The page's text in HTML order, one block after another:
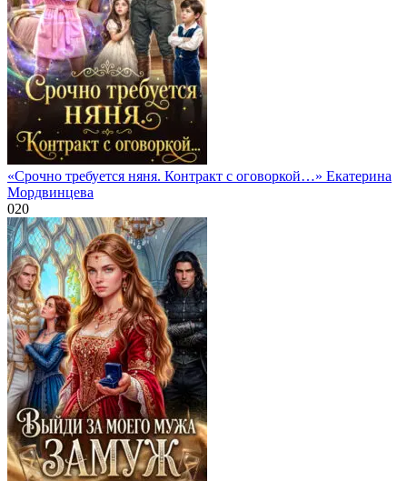
«Срочно требуется няня. Контракт с оговоркой…» Екатерина
Мордвинцева
020